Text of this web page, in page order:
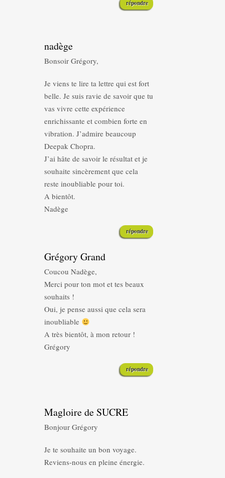
répondre
nadège
Bonsoir Grégory,
Je viens te lire ta lettre qui est fort
belle. Je suis ravie de savoir que tu
vas vivre cette expérience
enrichissante et combien forte en
vibration. J’admire beaucoup
Deepak Chopra.
J’ai hâte de savoir le résultat et je
souhaite sincèrement que cela
reste inoubliable pour toi.
A bientôt.
Nadège
répondre
Grégory Grand
Coucou Nadège,
Merci pour ton mot et tes beaux
souhaits !
Oui, je pense aussi que cela sera
inoubliable
A très bientôt, à mon retour !
Grégory
répondre
Magloire de SUCRE
Bonjour Grégory
Je te souhaite un bon voyage.
Reviens-nous en pleine énergie.